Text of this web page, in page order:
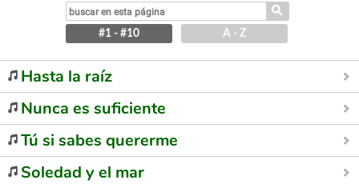
⚲
#1 - #10 A - Z
Hasta la raíz
Nunca es suficiente
Tú si sabes quererme
Soledad y el mar